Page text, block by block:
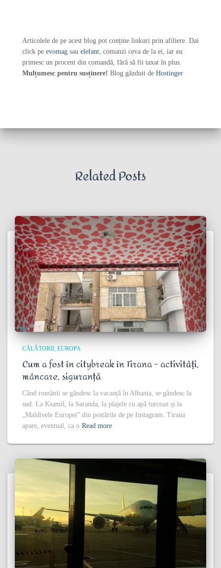
Articolele de pe acest blog pot conține linkuri prin afiliere. Dai
click pe evomag sau elefant, comanzi ceva de la ei, iar eu
primesc un procent din comandă, fără să fii taxat în plus.
Mulțumesc pentru susținere! Blog găzduit de Hostinger
Related Posts
CĂLĂTORII EUROPA
Cum a fost în citybreak în Tirana – activități,
mâncare, siguranță
Când românii se gândesc la vacanță în Albania, se gândesc la
sud. La Ksamil, la Saranda, la plajele cu apă turcoaz și la
„Maldivele Europei” din postările de pe Instagram. Tirana
apare, eventual, ca o Read more